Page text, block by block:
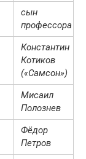
сын
профессора
Константин
Котиков
(«Самсон»)
Мисаил
Полознев
Фёдор
Петров